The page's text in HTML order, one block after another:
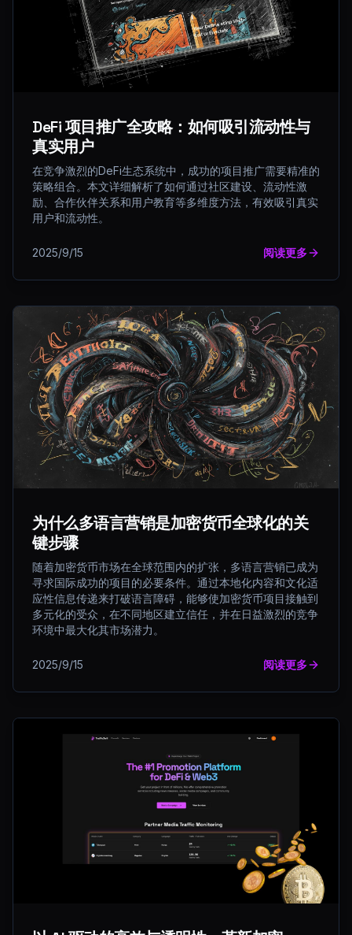
DeFi 项目推广全攻略：如何吸引流动性与
真实用户
在竞争激烈的DeFi生态系统中，成功的项目推广需要精准的
策略组合。本文详细解析了如何通过社区建设、流动性激
励、合作伙伴关系和用户教育等多维度方法，有效吸引真实
用户和流动性。
2025/9/15 阅读更多
为什么多语言营销是加密货币全球化的关
键步骤
随着加密货币市场在全球范围内的扩张，多语言营销已成为
寻求国际成功的项目的必要条件。通过本地化内容和文化适
应性信息传递来打破语言障碍，能够使加密货币项目接触到
多元化的受众，在不同地区建立信任，并在日益激烈的竞争
环境中最大化其市场潜力。
2025/9/15 阅读更多